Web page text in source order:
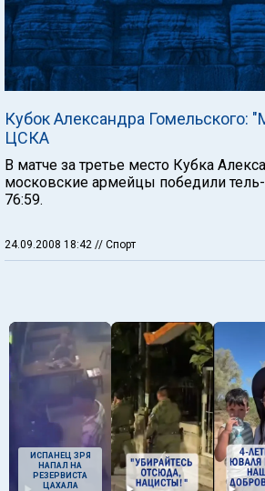
Кубок Александра Гомельского:
ЦСКА
В матче за третье место Кубка
московские армейцы победили
76:59.
24.09.2008 18:42 // Спорт
ИСПАНЕЦ ЗРЯ
НАПАЛ НА
РЕЗЕРВИСТА
ЦАХАЛА